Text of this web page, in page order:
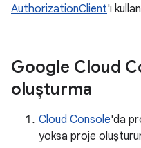
AuthorizationClient'ı
Google Cloud
oluşturma
Cloud Console'da
yoksa proje